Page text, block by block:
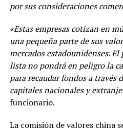
por sus consideraciones
«Estas empresas cotizan en
una pequeña parte de sus
mercados estadounidenses.
lista no pondrá en peligro la
para recaudar fondos a través
capitales nacionales y
funcionario.
La comisión de valores china